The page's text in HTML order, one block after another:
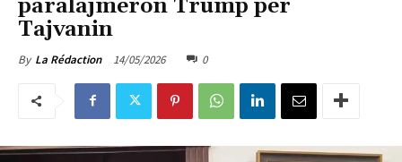
paralajmëron Trump për
Tajvanin
By La Rédaction 14/05/2026 0